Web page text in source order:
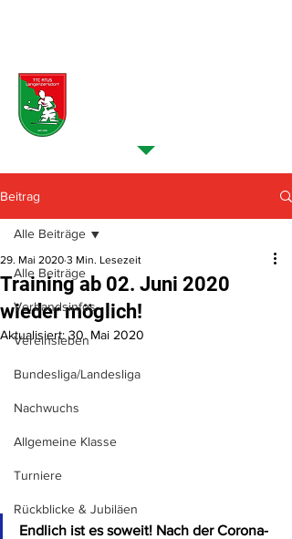
Beitrag
Alle Beiträge
Verbandsinfos
Vereinsleben
Bundesliga/Landesliga
Nachwuchs
Allgemeine Klasse
Turniere
Rückblicke & Jubiläen
Alle Beiträge
Training ab 02. Juni 2020
wieder möglich!
29. Mai 2020 3 Min. Lesezeit
Aktualisiert: 30. Mai 2020
Endlich ist es soweit! Nach der Corona-